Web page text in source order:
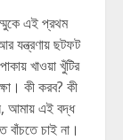
এই প্রথম
যন্ত্রণায় ছটফট
খাওয়া খুঁটির
কী করব? কী
আমায় এই বদ্ধ
বাঁচতে চাই না।